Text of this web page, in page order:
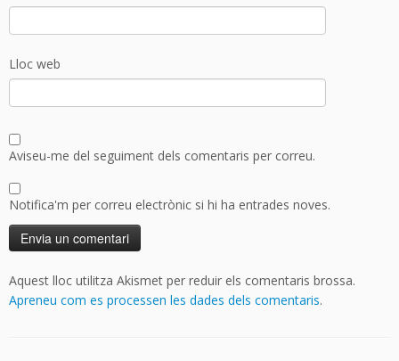
Lloc web
Aviseu-me del seguiment dels comentaris per correu.
Notifica'm per correu electrònic si hi ha entrades noves.
Aquest lloc utilitza Akismet per reduir els comentaris brossa.
Apreneu com es processen les dades dels comentaris.